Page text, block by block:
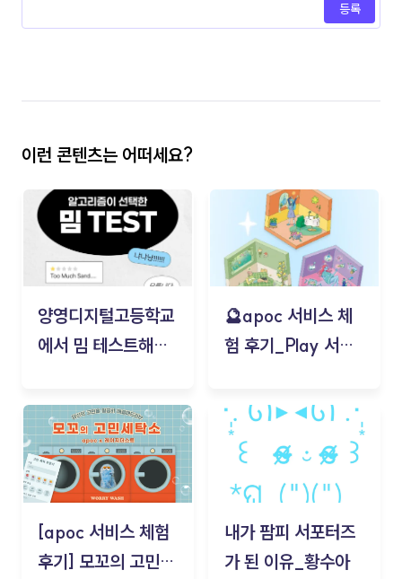
등록
이런 콘텐츠는 어떠세요?
양영디지털고등학교
에서 밈 테스트해보
🔮apoc 서비스 체
험 후기_Play 서비
김태현
[apoc 서비스 체험
후기] 모꼬의 고민세
내가 팜피 서포터즈
가 된 이유_황수아